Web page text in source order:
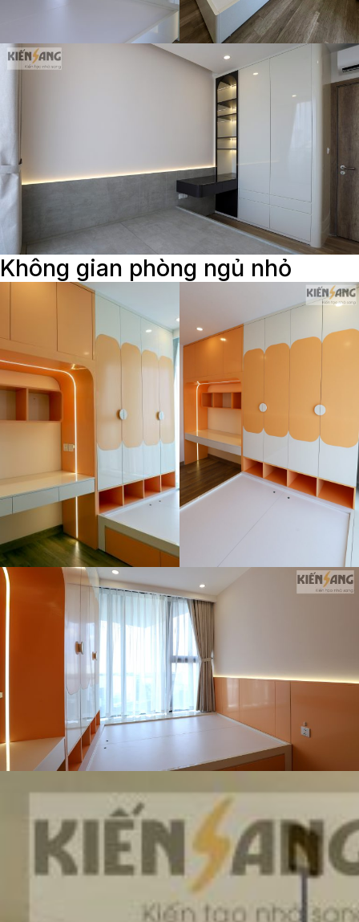
Không gian phòng ngủ nhỏ